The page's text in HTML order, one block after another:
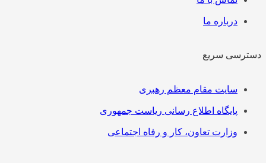
درباره ما
سریع
سایت مقام معظم رهبری
پایگاه اطلاع رسانی ریاست جمهوری
وزارت تعاون، کار و رفاه اجتماعی